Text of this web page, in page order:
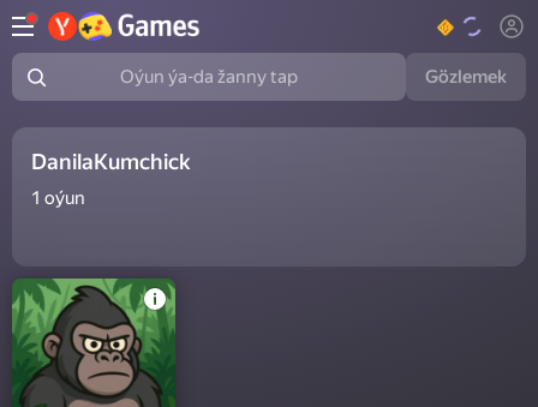
Oýun ýa-da žanny tap Gözlemek
DanilaKumchick
1 oýun